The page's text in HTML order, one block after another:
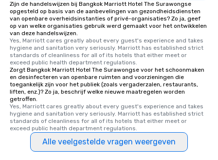
Zijn de handelswijzen bij Bangkok Marriott Hotel The Surawongse
opgesteld op basis van de aanbevelingen van gezondheidsdiensten
van openbare overheidsinstanties of privé-organisaties? Zo ja, geef
op van welke organisaties gebruik werd gemaakt voor het ontwikkelen
van deze handelswijzen.
Yes, Marriott cares greatly about every guest's experience and takes
hygiene and sanitation very seriously. Marriott has established strict
standards of cleanliness for all of its hotels that either meet or
exceed public health department regulations.
Zorgt Bangkok Marriott Hotel The Surawongse voor het schoonmaken
en desinfecteren van openbare ruimten and voorzieningen die
toegankelijk zijn voor het publiek (zoals vergaderzalen, restaurants,
liften, enz.)? Zo ja, beschrijf welke nieuwe maatregelen worden
getroffen.
Yes, Marriott cares greatly about every guest's experience and takes
hygiene and sanitation very seriously. Marriott has established strict
standards of cleanliness for all of its hotels that either meet or
exceed public health department regulations.
Alle veelgestelde vragen weergeven